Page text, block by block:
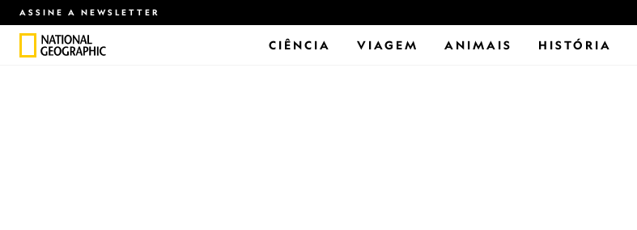
ASSINE A NEWSLETTER
CIÊNCIA VIAGEM ANIMAIS HISTÓRIA